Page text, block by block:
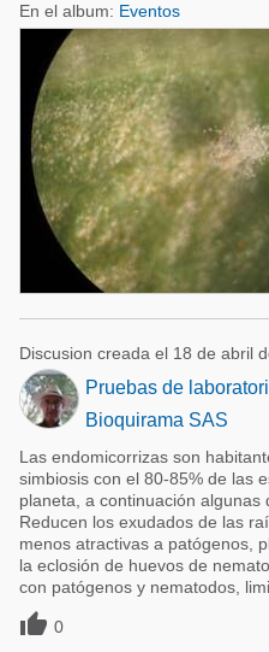
En el album: Eventos
Discusion creada el 18 de abril
Pruebas de
Bioquirama SAS
Las endomicorrizas son
simbiosis con el 80-85% de las
planeta, a continuación algunas
Reducen los exudados de las
menos atractivas a patógenos,
la eclosión de huevos de
con patógenos y nematodos, limi
 0